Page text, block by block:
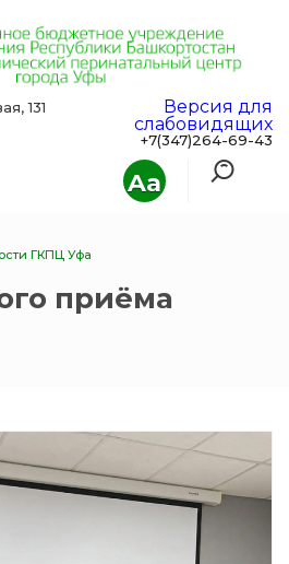
Aa
131
Версия для
слабовидящих
+7(347)264-69-43
ГКПЦ Уфа
приёма